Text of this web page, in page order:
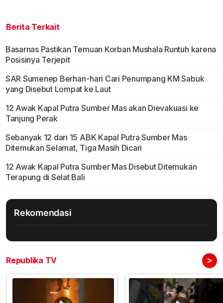
Berita Terkait
Basarnas Pastikan Temuan Korban Mushala Runtuh karena
Posisinya Terjepit
SAR Sumenep Berhari-hari Cari Penumpang KM Sabuk
yang Disebut Lompat ke Laut
12 Awak Kapal Putra Sumber Mas akan Dievakuasi ke
Tanjung Perak
Sebanyak 12 dari 15 ABK Kapal Putra Sumber Mas
Ditemukan Selamat, Tiga Masih Dicari
12 Awak Kapal Putra Sumber Mas Disebut Ditemukan
Terapung di Selat Bali
Rekomendasi
Republika TV >